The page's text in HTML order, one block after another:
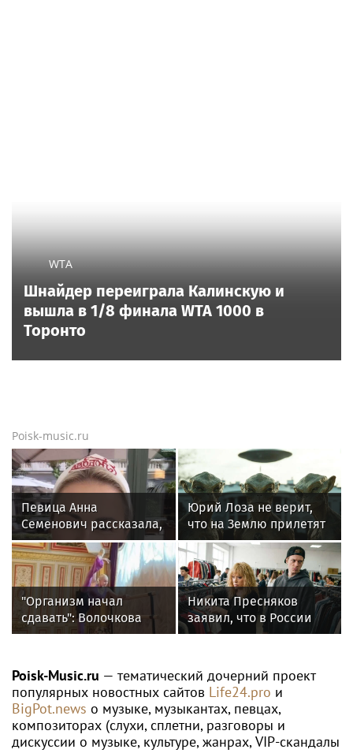
WTA
Шнайдер переиграла Калинскую и
вышла в 1/8 финала WTA 1000 в
Торонто
Poisk-music.ru
Певица Анна
Семенович рассказала,
что улетела с
возлюбленным в
Европу
Юрий Лоза не верит,
что на Землю прилетят
инопланетяне
"Организм начал
сдавать": Волочкова
раскрыла причину
со шпагатами
Никита Пресняков
заявил, что в России
его обидели. И
из-за политики
Poisk-Music.ru — тематический дочерний проект
популярных новостных сайтов Life24.pro и
BigPot.news о музыке, музыкантах, певцах,
композиторах (слухи, сплетни, разговоры и
дискуссии о музыке, культуре, жанрах, VIP-скандалы